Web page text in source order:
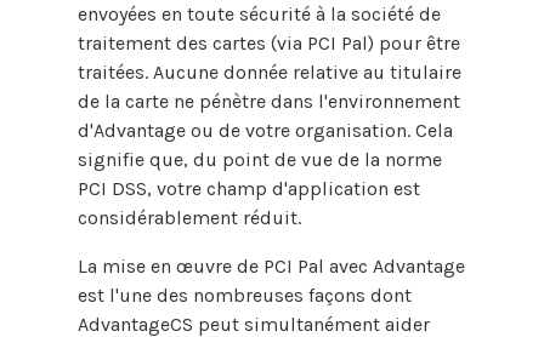
envoyées en toute sécurité à la société de
traitement des cartes (via PCI Pal) pour être
traitées. Aucune donnée relative au titulaire
de la carte ne pénètre dans l'environnement
d'Advantage ou de votre organisation. Cela
signifie que, du point de vue de la norme
PCI DSS, votre champ d'application est
considérablement réduit.
La mise en œuvre de PCI Pal avec Advantage
est l'une des nombreuses façons dont
AdvantageCS peut simultanément aider